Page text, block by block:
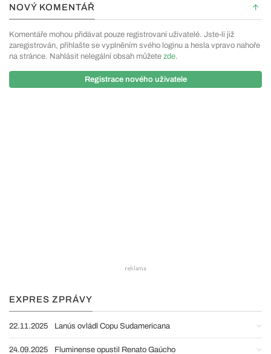
NOVÝ KOMENTÁŘ
Komentáře mohou přidávat pouze registrovaní uživatelé. Jste-li již
zaregistrován, přihlašte se vyplněním svého loginu a hesla vpravo nahoře
na stránce. Nahlásit nelegální obsah můžete zde.
Registrace nového uživatele
EXPRES ZPRÁVY
22.11.2025 Lanús ovládl Copu Sudamericana
24.09.2025 Fluminense opustil Renato Gaúcho